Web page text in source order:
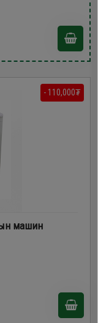
- 110,000₮
машин